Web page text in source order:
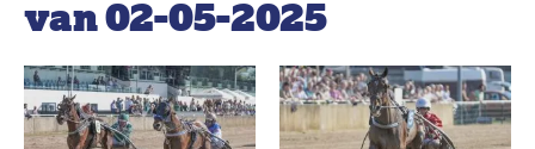
van 02-05-2025